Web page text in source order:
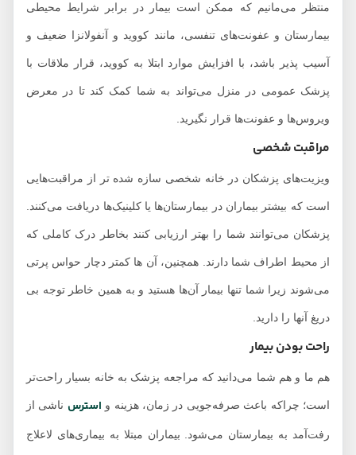
منتظر می‌مانیم که ممکن است بیمار در برابر شرایط محیطی
بیمارستان و عفونت‌های تنفسی، مانند کووید و آنفولانزا ضعیف و
آسیب پذیر باشد، با افزایش موارد ابتلا به کووید، قرار ملاقات با
پزشک عمومی در منزل می‌تواند به شما کمک کند تا در معرض
ویروس‌ها و عفونت‌ها قرار نگیرید.
مراقبت شخصی
ویزیت‌های پزشکان در خانه شخصی‌ سازه شده تر از مراقبت‌هایی
است که بیشتر بیماران در بیمارستان‌ها یا کلینیک‌ها دریافت می‌کنند.
پزشکان می‌توانند شما را بهتر ارزیابی کنند بخاطر درک کاملی که
از محیط اطراف شما دارند. همچنین، آن ها کمتر دچار حواس پرتی
می‌شوند زیرا شما تنها بیمار آن‌ها هستید و به همین خاطر توجه بی
دریغ آنها را دارید.
راحت بودن بیمار
هم ما و هم شما می‌دانید که مراجعه پزشک به خانه بسیار راحت‌‌تر
است؛ چراکه باعث صرفه‌جویی در زمان، هزینه واسترسناشی از
رفت‌آمد به بیمارستان می‌شود. بیماران مبتلا به بیماری‌های لاعلاج